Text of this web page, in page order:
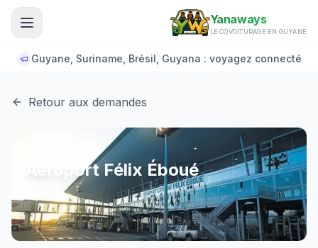
Aller au contenu principal
Yanaways
LE COVOITURAGE EN GUYANE
Guyane, Suriname, Brésil, Guyana : voyagez connecté
Retour aux demandes
Aéroport Félix Éboué